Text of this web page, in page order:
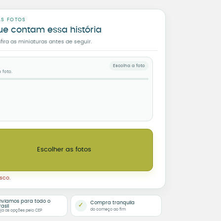
FOTOS
contam essa história
as miniaturas antes de seguir.
foto.
Escolha a foto
512 MB)
com Foto quantidade
Escolher as fotos
para todo o
as opções pelo CEP
✓ Compra tranquila
do começo ao fim